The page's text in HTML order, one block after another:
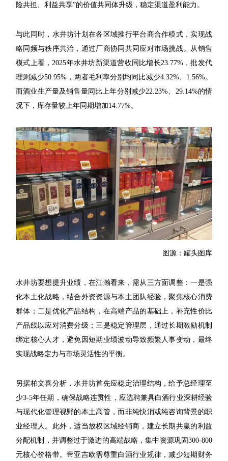
险共担、利益共享”的价值共同体升级，稳定渠道盈利能力。
与此同时，水井坊计划在各区域推行平台商合作模式，实现战
略同频与秩序共治，通过厂商协同共同应对市场挑战。从销售
模式上看，2025年水井坊新渠道营收同比增长23.77%，批发代
理则减少50.95%，两者毛利率分别均同比减少4.32%、1.56%。
而酒业生产量及销售量同比上年分别减少22.23%、29.14%的情
况下，库存量较上年同期增加14.77%。
图源：罐头图库
水井坊要想提升业绩，在江瀚看来，需从三方面调整：一是强
化本土化战略，结合外资资源与本土团队经验，聚焦核心消费
群体；二是优化产品结构，在高端产品的基础上，补充性价比
产品线以应对消费分级；三是稳定管理层，通过长期激励机制
绑定核心人才，避免因短期业绩波动导致频繁人事变动，最终
实现战略定力与市场灵活性的平衡。
另据柏文喜分析，水井坊首先应稳定治理结构，给予总经理至
少3-5年任期，确保战略连贯性，应选聘兼具白酒行业深耕经验
与现代化管理视野的本土高管，而非纯快消或纯咨询背景的职
业经理人。此外，适当放权区域经销商，建立长期共赢的利益
分配机制，并调整过于激进的高端战略，集中资源巩固300-800
元核心价格带。帝亚吉欧需尊重白酒行业规律，减少短期财务